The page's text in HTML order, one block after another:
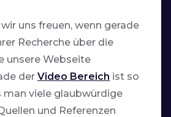
uns freuen, wenn gerade
Recherche über die
unsere Webseite
der Video Bereich ist so
man viele glaubwürdige
und Referenzen